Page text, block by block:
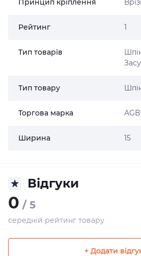
Принцип кріплення
Рейтинг 1
Тип товарів
Тип товару
Торгова марка AGB
Ширина 15
Відгуки
0 / 5
середній рейтинг товару
+ Додати